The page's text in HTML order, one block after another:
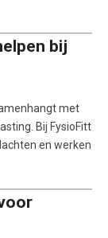
bij
met
Bij FysioFitt
en werken